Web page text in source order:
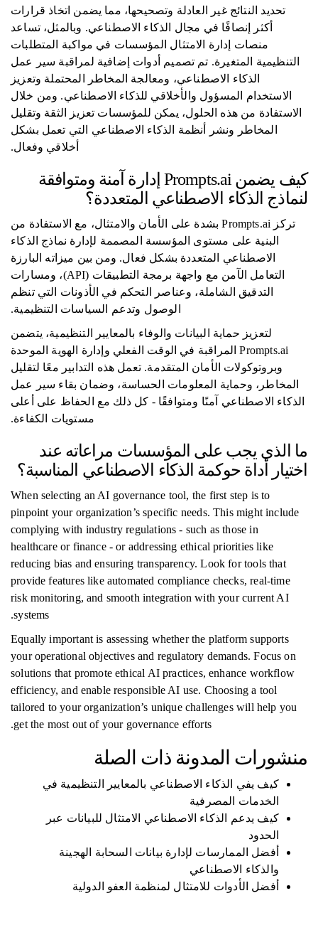
تحديد النتائج غير العادلة وتصحيحها، مما يضمن اتخاذ قرارات
أكثر إنصافًا في مجال الذكاء الاصطناعي. وبالمثل، تساعد
منصات إدارة الامتثال المؤسسات في مواكبة المتطلبات
التنظيمية المتغيرة. تم تصميم أدوات إضافية لمراقبة سير عمل
الذكاء الاصطناعي، ومعالجة المخاطر المحتملة وتعزيز
الاستخدام المسؤول والأخلاقي للذكاء الاصطناعي. ومن خلال
الاستفادة من هذه الحلول، يمكن للمؤسسات تعزيز الثقة وتقليل
المخاطر ونشر أنظمة الذكاء الاصطناعي التي تعمل بشكل
أخلاقي وفعال.
كيف يضمن Prompts.ai إدارة آمنة ومتوافقة
لنماذج الذكاء الاصطناعي المتعددة؟
تركز Prompts.ai بشدة على الأمان والامتثال، مع الاستفادة من
البنية على مستوى المؤسسة المصممة لإدارة نماذج الذكاء
الاصطناعي المتعددة بشكل فعال. ومن بين ميزاته البارزة
التعامل الآمن مع واجهة برمجة التطبيقات (API)، ومسارات
التدقيق الشاملة، وعناصر التحكم في الأذونات التي تنظم
الوصول وتدعم السياسات التنظيمية.
لتعزيز حماية البيانات والوفاء بالمعايير التنظيمية، يتضمن
Prompts.ai المراقبة في الوقت الفعلي وإدارة الهوية الموحدة
وبروتوكولات الأمان المتقدمة. تعمل هذه التدابير معًا لتقليل
المخاطر، وحماية المعلومات الحساسة، وضمان بقاء سير عمل
الذكاء الاصطناعي آمنًا ومتوافقًا - كل ذلك مع الحفاظ على أعلى
مستويات الكفاءة.
ما الذي يجب على المؤسسات مراعاته عند
اختيار أداة حوكمة الذكاء الاصطناعي المناسبة؟
When selecting an AI governance tool, the first step is to
pinpoint your organization’s specific needs. This might include
complying with industry regulations - such as those in
healthcare or finance - or addressing ethical priorities like
reducing bias and ensuring transparency. Look for tools that
provide features like automated compliance checks, real-time
risk monitoring, and smooth integration with your current AI
systems.
Equally important is assessing whether the platform supports
your operational objectives and regulatory demands. Focus on
solutions that promote ethical AI practices, enhance workflow
efficiency, and enable responsible AI use. Choosing a tool
tailored to your organization’s unique challenges will help you
get the most out of your governance efforts.
منشورات المدونة ذات الصلة
كيف يفي الذكاء الاصطناعي بالمعايير التنظيمية في
الخدمات المصرفية
كيف يدعم الذكاء الاصطناعي الامتثال للبيانات عبر
الحدود
أفضل الممارسات لإدارة بيانات السحابة الهجينة
والذكاء الاصطناعي
أفضل الأدوات للامتثال لمنظمة العفو الدولية